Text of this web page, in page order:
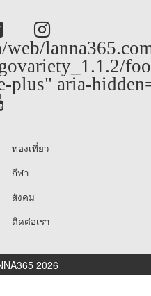
web/
plus" aria-
ท่องเที่ยว
กีฬา
สังคม
ติดต่อเรา
2026